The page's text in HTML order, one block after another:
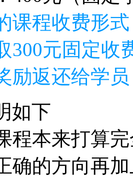
课程收费形
300元固定收
励返还给学
如下
程本来打算
确的方向再